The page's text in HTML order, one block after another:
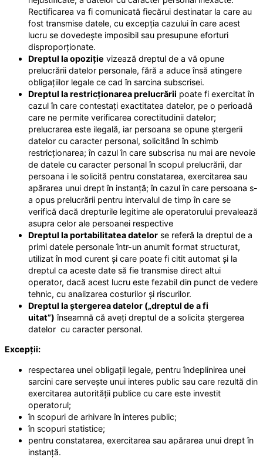
Rectificarea va fi comunicată fiecărui destinatar la care au
fost transmise datele, cu excepția cazului în care acest
lucru se dovedește imposibil sau presupune eforturi
disproporționate.
Dreptul la opoziție vizează dreptul de a vă opune
prelucrării datelor personale, fără a aduce însă atingere
obligațiilor legale ce cad în sarcina subscrisei.
Dreptul la restricționarea prelucrării poate fi exercitat în
cazul în care contestați exactitatea datelor, pe o perioadă
care ne permite verificarea corectitudinii datelor;
prelucrarea este ilegală, iar persoana se opune ștergerii
datelor cu caracter personal, solicitând în schimb
restricționarea; în cazul în care subscrisa nu mai are nevoie
de datele cu caracter personal în scopul prelucrării, dar
persoana i le solicită pentru constatarea, exercitarea sau
apărarea unui drept în instanță; în cazul în care persoana s-
a opus prelucrării pentru intervalul de timp în care se
verifică dacă drepturile legitime ale operatorului prevalează
asupra celor ale persoanei respective
Dreptul la portabilitatea datelor se referă la dreptul de a
primi datele personale într-un anumit format structurat,
utilizat în mod curent și care poate fi citit automat și la
dreptul ca aceste date să fie transmise direct altui
operator, dacă acest lucru este fezabil din punct de vedere
tehnic, cu analizarea costurilor și riscurilor.
Dreptul la ștergerea datelor („dreptul de a fi
uitat”) înseamnă că aveți dreptul de a solicita ștergerea
datelor cu caracter personal.
Excepții:
respectarea unei obligații legale, pentru îndeplinirea unei
sarcini care servește unui interes public sau care rezultă din
exercitarea autorității publice cu care este investit
operatorul;
în scopuri de arhivare în interes public;
în scopuri statistice;
pentru constatarea, exercitarea sau apărarea unui drept în
instanță.